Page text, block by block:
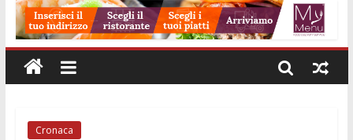
Notizie di Padova alle ore 21: lavoratore morto, credito sul
gasolio e IA nei Comuni
Orto Botanico Padova: visite ed escursioni fino a settembre
Cronaca